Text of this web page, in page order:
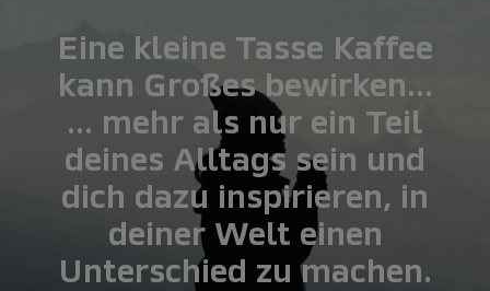
Eine kleine Tasse Kaffee
kann Großes bewirken...
... mehr als nur ein Teil
deines Alltags sein und
dich dazu inspirieren, in
deiner Welt einen
Unterschied zu machen.